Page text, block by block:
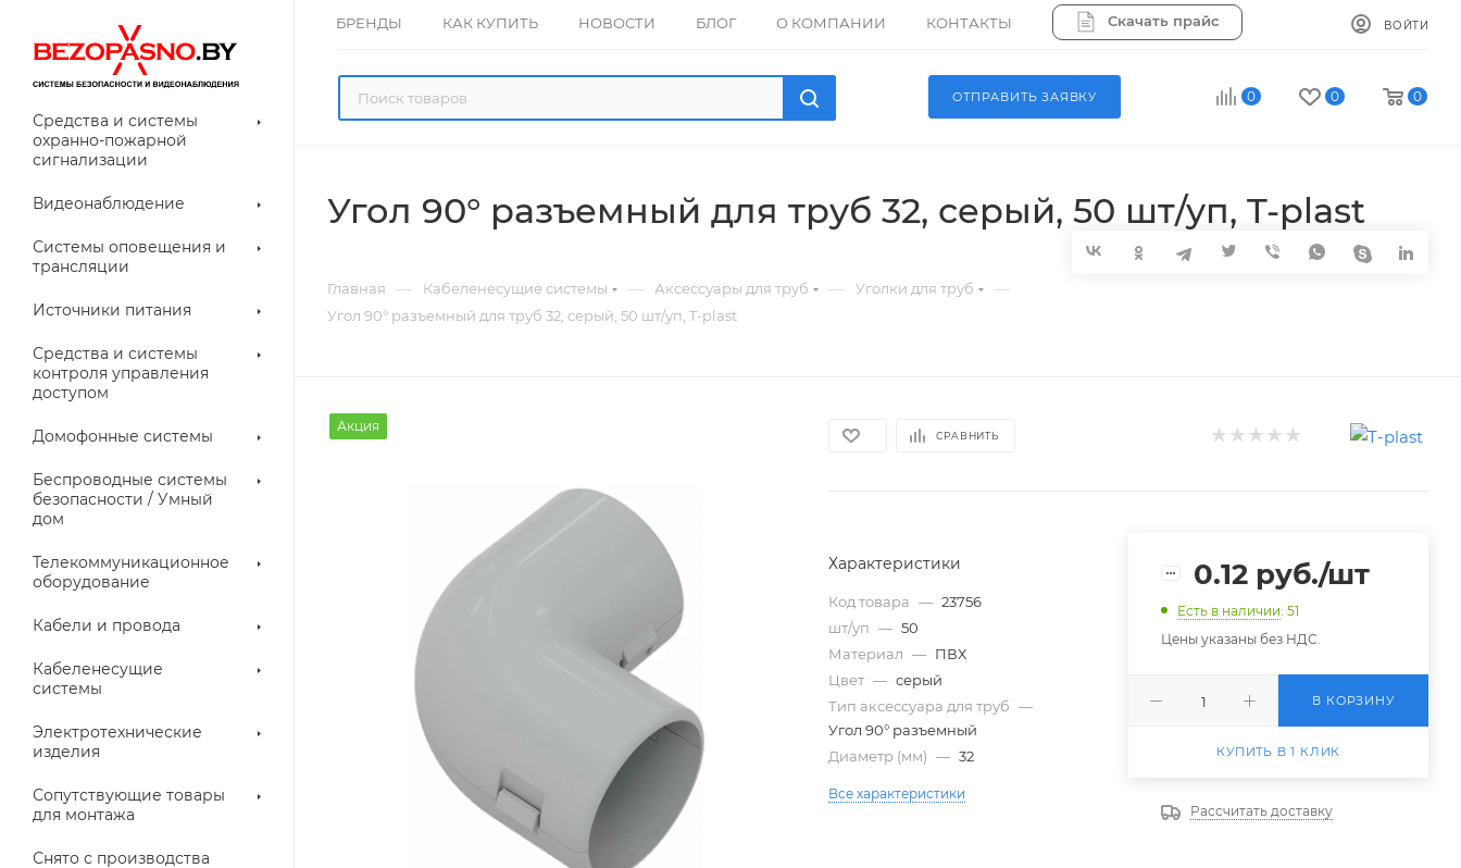
БРЕНДЫ КАК КУПИТЬ НОВОСТИ БЛОГ О КОМПАНИИ КОНТАКТЫ Скачать прайс ВОЙТИ
0 0 0
ОТПРАВИТЬ ЗАЯВКУ
Средства и системы
охранно-пожарной
сигнализации
Видеонаблюдение
для
Системы оповещения и
трансляции
указатели (табло)
Источники питания
Средства и системы
контроля управления
доступом
Домофонные системы
Беспроводные системы
безопасности / Умный
дом
Телекоммуникационное
оборудование
Кабели и провода
Кабеленесущие
системы
электротехнические
Электротехнические
изделия
Сопутствующие товары
для монтажа
Снято с производства
Угол 90° разъемный для труб 32, серый, 50 шт/уп, T-plast
Главная — Кабеленесущие системы — Аксессуары для труб — Уголки для труб —
Угол 90° разъемный для труб 32, серый, 50 шт/уп, T-plast
Акция
СРАВНИТЬ
Характеристики
Код товара — 23756
шт/уп — 50
Материал — ПВХ
Цвет — серый
Тип аксессуара для труб —
Угол 90° разъемный
Диаметр (мм) — 32
Все характеристики
0.12 руб./шт
Есть в наличии: 51
Цены указаны без НДС.
В КОРЗИНУ
КУПИТЬ В 1 КЛИК
Рассчитать доставку